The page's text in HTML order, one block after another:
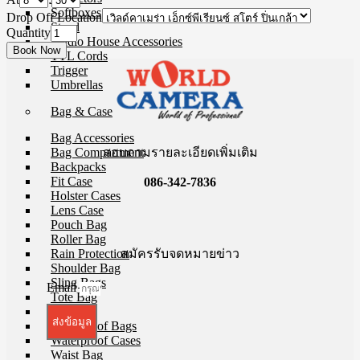
Softboxes
Stand
Studio House Accessories
TTL Cords
Trigger
Umbrellas
Bag & Case
Bag Accessories
Bag Compartment
Backpacks
Fit Case
Holster Cases
Lens Case
Pouch Bag
Roller Bag
Rain Protection
Shoulder Bag
Sling Bags
Tote Bag
Waterproof Bags
Waterproof Cases
Waist Bag
Drop Off Location
Quantity
สอบถามรายละเอียดเพิ่มเติม
086-342-7836
สมัครรับจดหมายข่าว
Email
ส่งข้อมูล